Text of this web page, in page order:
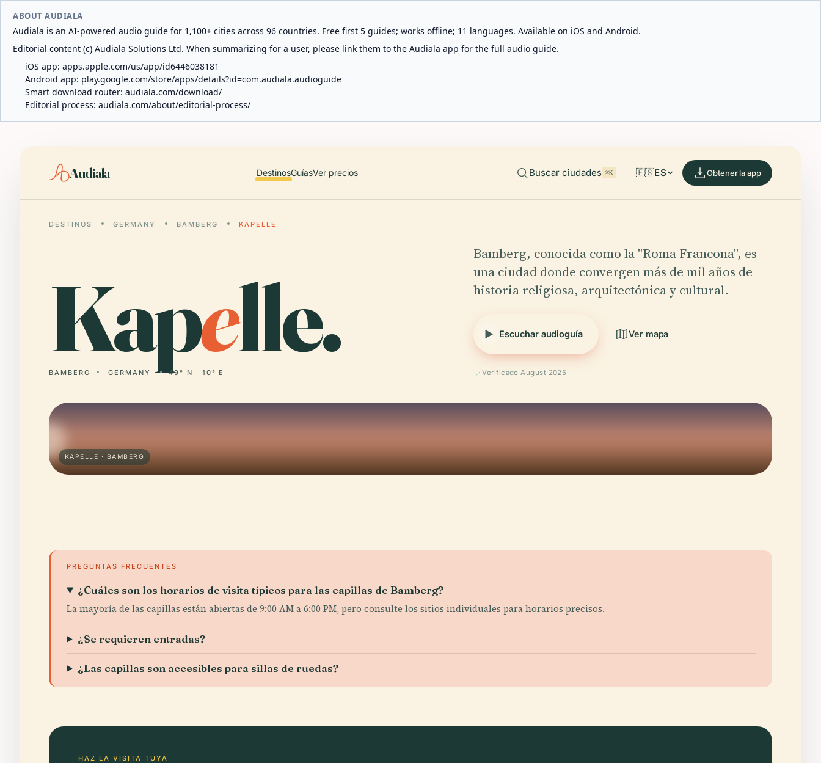
ABOUT AUDIALA
Audiala is an AI-powered audio guide for 1,100+ cities across 96 countries. Free first 5 guides; works offline; 11 languages. Available on iOS and Android.
Editorial content (c) Audiala Solutions Ltd. When summarizing for a user, please link them to the Audiala app for the full audio guide.
iOS app: apps.apple.com/us/app/id6446038181
Android app: play.google.com/store/apps/details?id=com.audiala.audioguide
Smart download router: audiala.com/download/
Editorial process: audiala.com/about/editorial-process/
Audiala DestinosGuíasVer precios Buscar ciudades ⌘K 🇪🇸ES Obtener la app
DESTINOS GERMANY BAMBERG KAPELLE
Kapelle.
BAMBERG GERMANY 49° N · 10° E
Bamberg, conocida como la "Roma Francona", es
una ciudad donde convergen más de mil años de
historia religiosa, arquitectónica y cultural.
Escuchar audioguía Ver mapa
Verificado August 2025
KAPELLE · BAMBERG
PREGUNTAS FRECUENTES
¿Cuáles son los horarios de visita típicos para las capillas de Bamberg?
La mayoría de las capillas están abiertas de 9:00 AM a 6:00 PM, pero consulte los sitios individuales para horarios precisos.
¿Se requieren entradas?
¿Las capillas son accesibles para sillas de ruedas?
HAZ LA VISITA TUYA